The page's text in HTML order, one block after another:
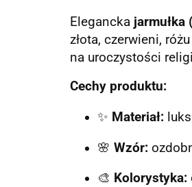
Elegancka jarmułka
złota, czerwieni,
na uroczystości
Cechy produktu:
✨ Materiał:
🌸 Wzór:
🎨 Kolorystyka: